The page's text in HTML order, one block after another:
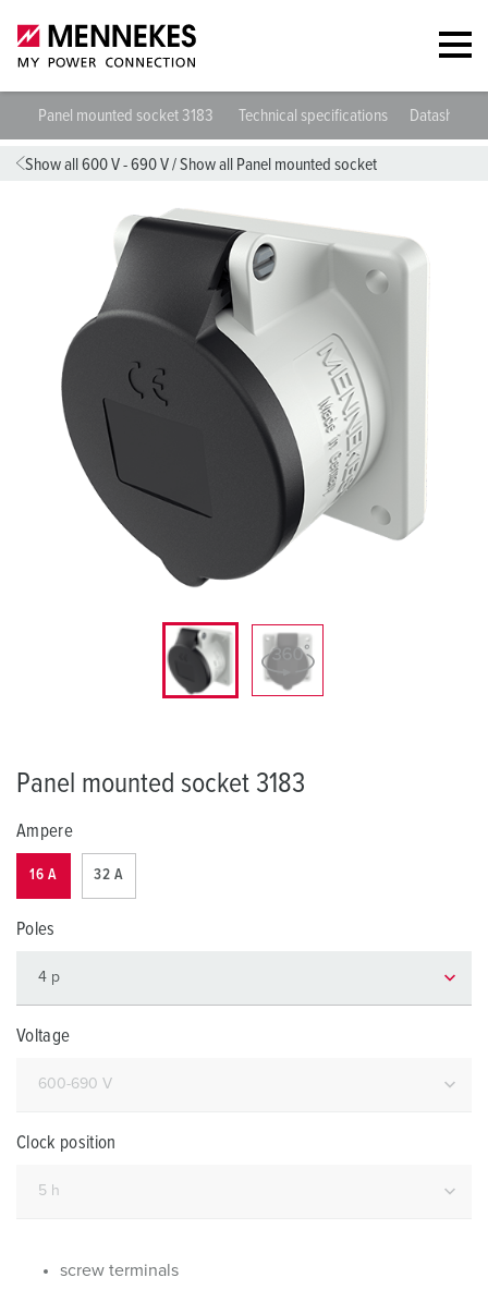
Panel mounted socket 3183 Technical specifications Datasheets
Show all 600 V - 690 V/Show all Panel mounted socket
Panel mounted socket 3183
Ampere
16 A 32 A
Poles
Voltage
Clock position
screw terminals